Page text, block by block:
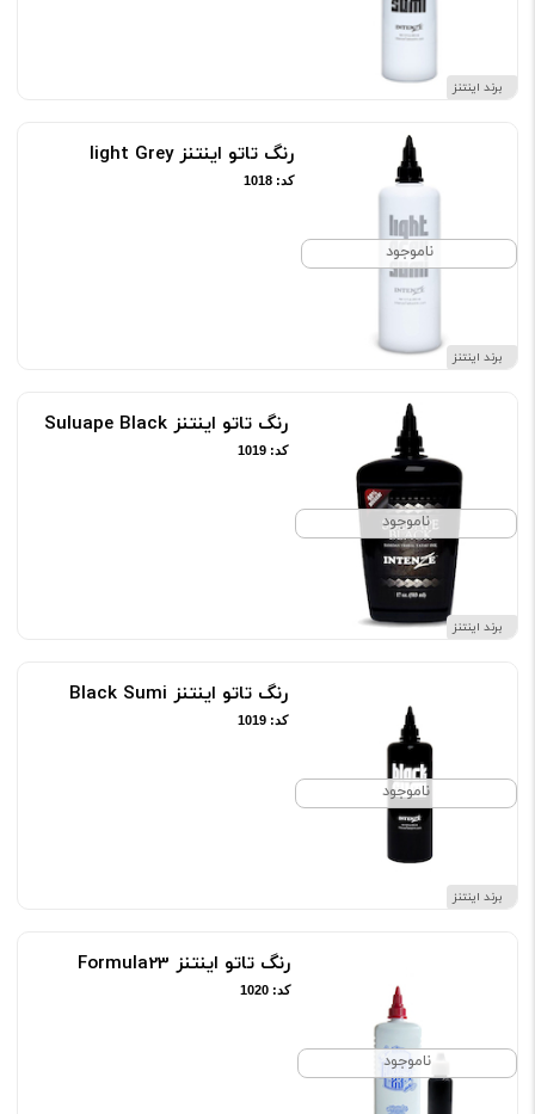
برند اینتنز
ناموجود
برند اینتنز
رنگ تاتو اینتنز light Grey
کد: 1018
ناموجود
برند اینتنز
رنگ تاتو اینتنز Suluape Black
کد: 1019
ناموجود
برند اینتنز
رنگ تاتو اینتنز Black Sumi
کد: 1019
ناموجود
رنگ تاتو اینتنز Formula23
کد: 1020